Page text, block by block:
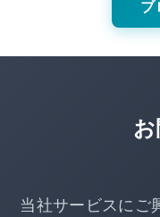
ブ
当社サービスにご